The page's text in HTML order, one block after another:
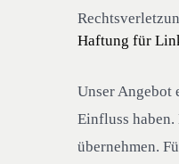
Haftung für
Unser Angebot
Einfluss
übernehmen.